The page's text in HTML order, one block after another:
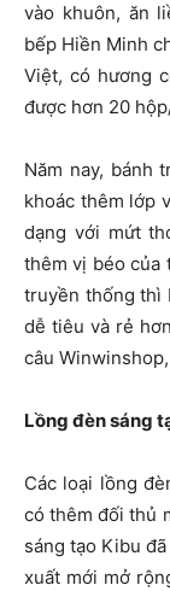
vào khuôn, ăn
bếp Hiền Minh
Việt, có hương
được hơn 20
Năm nay, bánh
khoác thêm lớp
dạng với mứt
thêm vị béo của
truyền thống thì
dễ tiêu và rẻ
câu
Lồng đèn sáng
Các loại lồng
có thêm đối thủ
sáng tạo Kibu
xuất mới mở